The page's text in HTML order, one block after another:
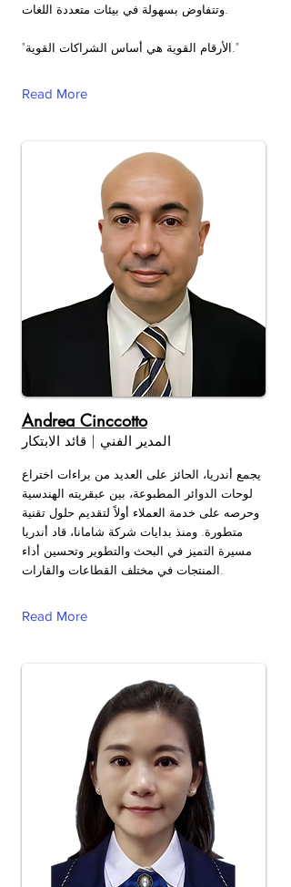
وتتفاوض بسهولة في بيئات متعددة اللغات.
"الأرقام القوية هي أساس الشراكات القوية."
Read More
Andrea Cinccotto
المدير الفني | قائد الابتكار
يجمع أندريا، الحائز على العديد من براءات اختراع
لوحات الدوائر المطبوعة، بين عبقريته الهندسية
وحرصه على خدمة العملاء أولاً لتقديم حلول تقنية
متطورة. ومنذ بدايات شركة شامانا، قاد أندريا
مسيرة التميز في البحث والتطوير وتحسين أداء
المنتجات في مختلف القطاعات والقارات.
Read More